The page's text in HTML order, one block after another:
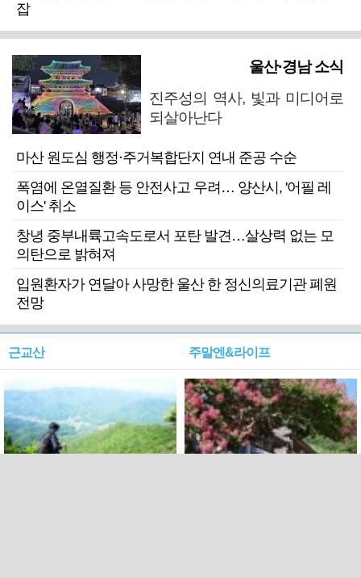
잡
울산·경남 소식
진주성의 역사, 빛과 미디어로
되살아난다
마산 원도심 행정·주거복합단지 연내 준공 수순
폭염에 온열질환 등 안전사고 우려… 양산시, '어필 레
이스' 취소
창녕 중부내륙고속도로서 포탄 발견…살상력 없는 모
의탄으로 밝혀져
입원환자가 연달아 사망한 울산 한 정신의료기관 폐원
전망
근교산 주말엔&라이프